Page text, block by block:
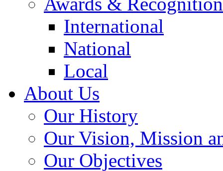
International
National
Local
About Us
Our History
Our Vision, Mission
Our Objectives